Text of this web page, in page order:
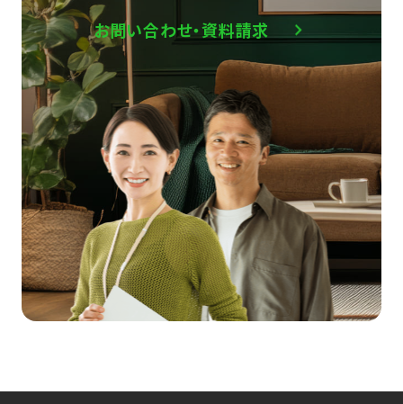
お問い合わせ・資料請求